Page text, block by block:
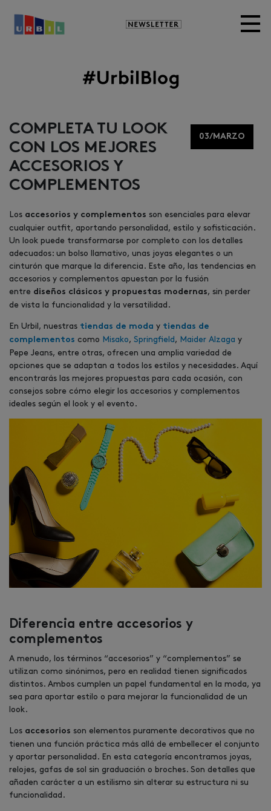
Newsletter
COMPLETA TU LOOK
CON LOS MEJORES
ACCESORIOS Y
COMPLEMENTOS
03/MARZO
Los accesorios y complementos son esenciales para elevar
cualquier outfit, aportando personalidad, estilo y sofisticación.
Un look puede transformarse por completo con los detalles
adecuados: un bolso llamativo, unas joyas elegantes o un
cinturón que marque la diferencia. Este año, las tendencias en
accesorios y complementos apuestan por la fusión
entre diseños clásicos y propuestas modernas, sin perder
de vista la funcionalidad y la versatilidad.
En Urbil, nuestras tiendas de moda y tiendas de
complementos como Misako, Springfield , Maider Alzaga y
Pepe Jeans, entre otras, ofrecen una amplia variedad de
opciones que se adaptan a todos los estilos y necesidades. Aquí
encontrarás las mejores propuestas para cada ocasión, con
consejos sobre cómo elegir los accesorios y complementos
ideales según el look y el evento.
Diferencia entre accesorios y
complementos
A menudo, los términos “accesorios” y “complementos” se
utilizan como sinónimos, pero en realidad tienen significados
distintos. Ambos cumplen un papel fundamental en la moda, ya
sea para aportar estilo o para mejorar la funcionalidad de un
look.
Los accesorios son elementos puramente decorativos que no
tienen una función práctica más allá de embellecer el conjunto
y aportar personalidad. En esta categoría encontramos joyas,
relojes, gafas de sol sin graduación o broches. Son detalles que
añaden carácter a un estilismo sin alterar su estructura ni su
funcionalidad.